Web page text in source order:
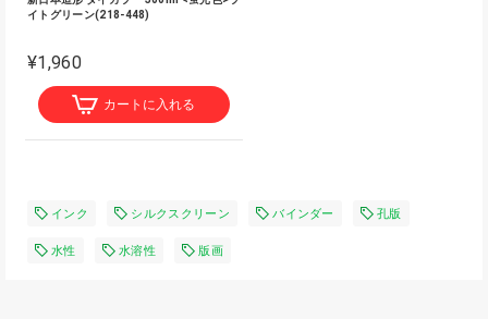
イトグリーン(218-448)
¥1,960
カートに入れる
インク シルクスクリーン バインダー 孔版
水性 水溶性 版画